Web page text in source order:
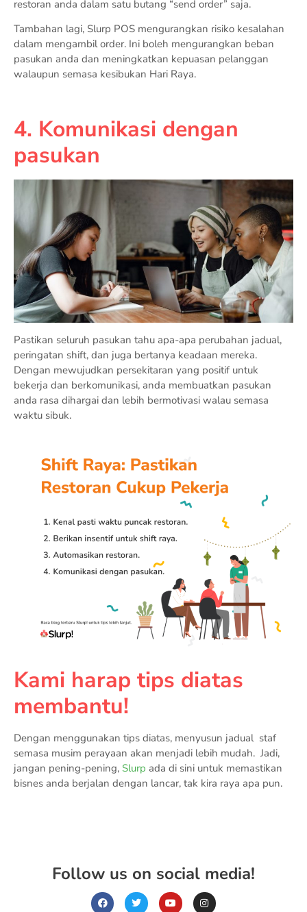
restoran anda dalam satu butang “send order” saja.
Tambahan lagi, Slurp POS mengurangkan risiko kesalahan
dalam mengambil order. Ini boleh mengurangkan beban
pasukan anda dan meningkatkan kepuasan pelanggan
walaupun semasa kesibukan Hari Raya.
4. Komunikasi dengan
pasukan
Pastikan seluruh pasukan tahu apa-apa perubahan jadual,
peringatan shift, dan juga bertanya keadaan mereka.
Dengan mewujudkan persekitaran yang positif untuk
bekerja dan berkomunikasi, anda membuatkan pasukan
anda rasa dihargai dan lebih bermotivasi walau semasa
waktu sibuk.
Kami harap tips diatas
membantu!
Dengan menggunakan tips diatas, menyusun jadual staf
semasa musim perayaan akan menjadi lebih mudah. Jadi,
jangan pening-pening, Slurp ada di sini untuk memastikan
bisnes anda berjalan dengan lancar, tak kira raya apa pun.
Follow us on social media!